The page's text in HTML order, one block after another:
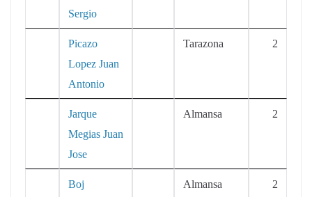
Sergio
Picazo
Lopez Juan
Antonio
Tarazona 2
Jarque
Megias Juan
Jose
Almansa 2
Boj
Almansa 2